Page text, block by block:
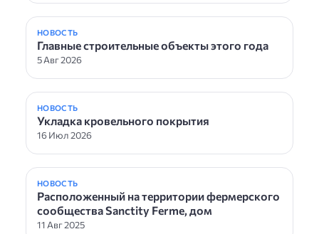
НОВОСТЬ
Главные строительные объекты этого года
5 Авг 2026
НОВОСТЬ
Укладка кровельного покрытия
16 Июл 2026
НОВОСТЬ
Расположенный на территории фермерского
сообщества Sanctity Ferme, дом
11 Авг 2025